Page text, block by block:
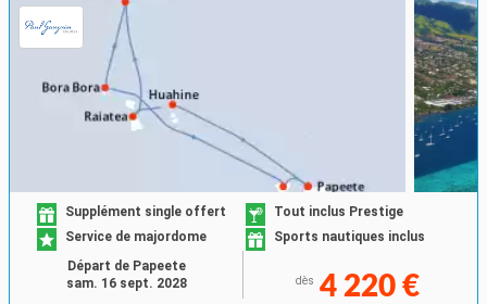
Supplément single offert
Tout inclus Prestige
Service de majordome
Sports nautiques inclus
dès 4 220 €
Départ de Papeete
sam. 16 sept. 2028